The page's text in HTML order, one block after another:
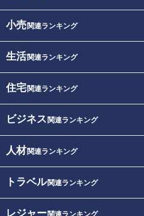
小売関連ランキング
生活関連ランキング
住宅関連ランキング
ビジネス 関連ランキング
人材関連ランキング
トラベル関連ランキング
レジャー